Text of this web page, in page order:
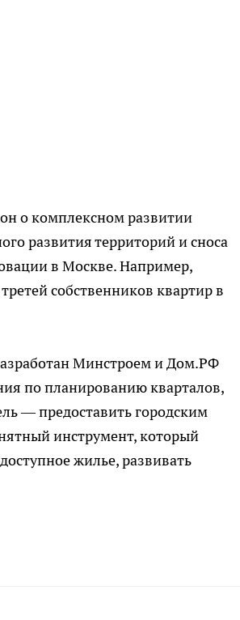
о комплексном развитии
развития территорий и сноса
в Москве. Например,
собственников квартир в
Минстроем и Дом.РФ
по планированию кварталов,
— предоставить городским
инструмент, который
жилье, развивать